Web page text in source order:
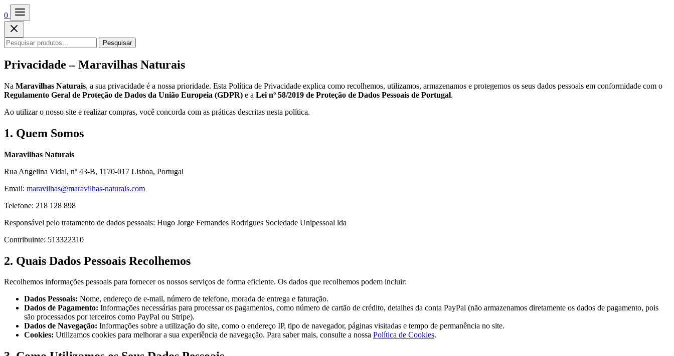
0
Pesquisar
Privacidade – Maravilhas Naturais
Na Maravilhas Naturais, a sua privacidade é a nossa prioridade. Esta Política de Privacidade explica como recolhemos, utilizamos, armazenamos e protegemos os seus dados pessoais em conformidade com o
Regulamento Geral de Proteção de Dados da União Europeia (GDPR) e a Lei nº 58/2019 de Proteção de Dados Pessoais de Portugal.
Ao utilizar o nosso site e realizar compras, você concorda com as práticas descritas nesta política.
1. Quem Somos
Maravilhas Naturais
Rua Angelina Vidal, nº 43-B, 1170-017 Lisboa, Portugal
Email: maravilhas@maravilhas-naturais.com
Telefone: 218 128 898
Responsável pelo tratamento de dados pessoais: Hugo Jorge Fernandes Rodrigues Sociedade Unipessoal lda
Contribuinte: 513322310
2. Quais Dados Pessoais Recolhemos
Recolhemos informações pessoais para fornecer os nossos serviços de forma eficiente. Os dados que recolhemos podem incluir:
Dados Pessoais: Nome, endereço de e-mail, número de telefone, morada de entrega e faturação.
Dados de Pagamento: Informações necessárias para processar os pagamentos, como número de cartão de crédito, detalhes da conta PayPal (não armazenamos diretamente os dados de pagamento, pois
são processados por terceiros como PayPal ou Stripe).
Dados de Navegação: Informações sobre a utilização do site, como o endereço IP, tipo de navegador, páginas visitadas e tempo de permanência no site.
Cookies: Utilizamos cookies para melhorar a sua experiência de navegação. Para saber mais, consulte a nossa Política de Cookies.